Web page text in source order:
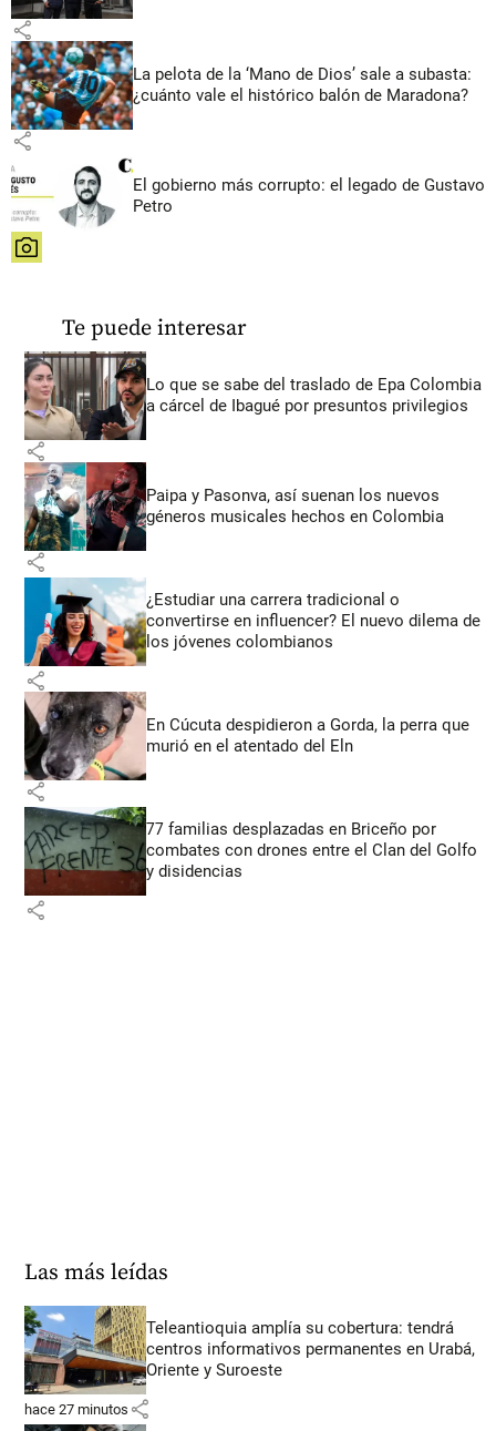
share
La pelota de la ‘Mano de Dios’ sale a subasta:
¿cuánto vale el histórico balón de Maradona?
share
El gobierno más corrupto: el legado de Gustavo
Petro
share
Te puede interesar
Lo que se sabe del traslado de Epa Colombia
a cárcel de Ibagué por presuntos privilegios
share
Paipa y Pasonva, así suenan los nuevos
géneros musicales hechos en Colombia
share
¿Estudiar una carrera tradicional o
convertirse en influencer? El nuevo dilema de
los jóvenes colombianos
share
En Cúcuta despidieron a Gorda, la perra que
murió en el atentado del Eln
share
77 familias desplazadas en Briceño por
combates con drones entre el Clan del Golfo
y disidencias
share
Las más leídas
Teleantioquia amplía su cobertura: tendrá
centros informativos permanentes en Urabá,
Oriente y Suroeste
hace 27 minutos share